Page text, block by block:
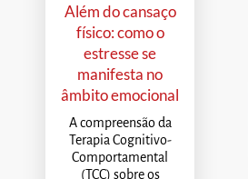
Além do cansaço
físico: como o
estresse se
manifesta no
âmbito emocional
A compreensão da
Terapia Cognitivo-
Comportamental
(TCC) sobre os